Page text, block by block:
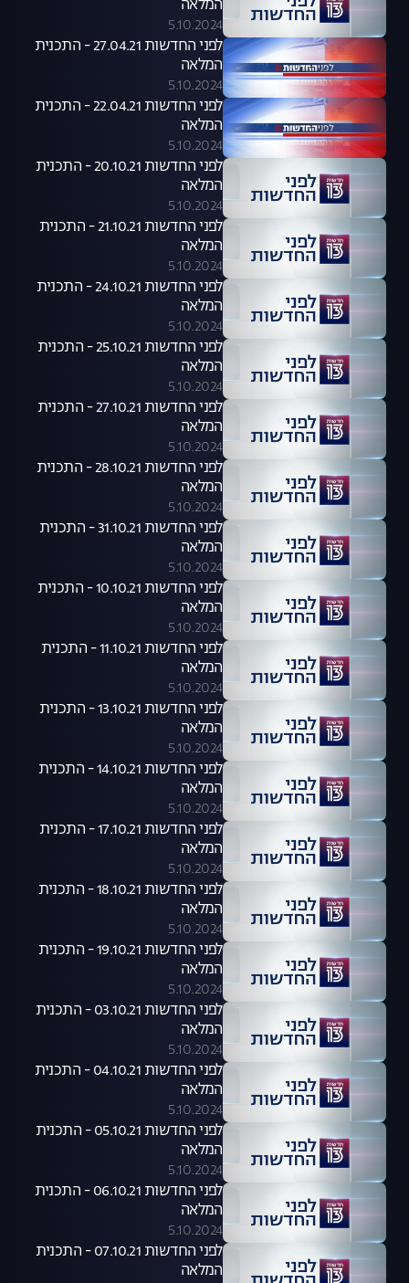
המלאה
5.10.2024
לפני החדשות 27.04.21 - התכנית
המלאה
5.10.2024
לפני החדשות 22.04.21 - התכנית
המלאה
5.10.2024
לפני החדשות 20.10.21 - התכנית
המלאה
5.10.2024
לפני החדשות 21.10.21 - התכנית
המלאה
5.10.2024
לפני החדשות 24.10.21 - התכנית
המלאה
5.10.2024
לפני החדשות 25.10.21 - התכנית
המלאה
5.10.2024
לפני החדשות 27.10.21 - התכנית
המלאה
5.10.2024
לפני החדשות 28.10.21 - התכנית
המלאה
5.10.2024
לפני החדשות 31.10.21 - התכנית
המלאה
5.10.2024
לפני החדשות 10.10.21 - התכנית
המלאה
5.10.2024
לפני החדשות 11.10.21 - התכנית
המלאה
5.10.2024
לפני החדשות 13.10.21 - התכנית
המלאה
5.10.2024
לפני החדשות 14.10.21 - התכנית
המלאה
5.10.2024
לפני החדשות 17.10.21 - התכנית
המלאה
5.10.2024
לפני החדשות 18.10.21 - התכנית
המלאה
5.10.2024
לפני החדשות 19.10.21 - התכנית
המלאה
5.10.2024
לפני החדשות 03.10.21 - התכנית
המלאה
5.10.2024
לפני החדשות 04.10.21 - התכנית
המלאה
5.10.2024
לפני החדשות 05.10.21 - התכנית
המלאה
5.10.2024
לפני החדשות 06.10.21 - התכנית
המלאה
5.10.2024
לפני החדשות 07.10.21 - התכנית
המלאה